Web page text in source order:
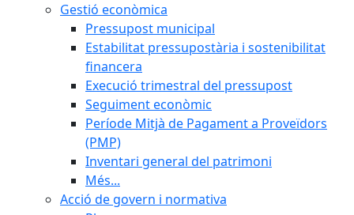
Gestió econòmica
Pressupost municipal
Estabilitat pressupostària i sostenibilitat
financera
Execució trimestral del pressupost
Seguiment econòmic
Període Mitjà de Pagament a Proveïdors
(PMP)
Inventari general del patrimoni
Més...
Acció de govern i normativa